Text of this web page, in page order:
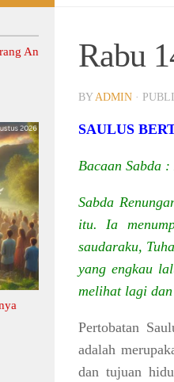
Rabu
BYADMIN ·
SAULUS
Bacaan Sabda
Sabda
itu. Ia
saudaraku,
yang engkau
melihat lagi
Pertobatan
adalah
dan tujuan